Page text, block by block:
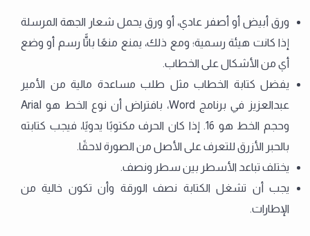
ورق أبيض أو أصفر عادي، أو ورق يحمل شعار الجهة المرسلة
إذا كانت هيئة رسمية؛ ومع ذلك، يمنع منعًا باتًّا رسم أو وضع
أي من الأشكال على الخطاب.
يفضل كتابة الخطاب مثل طلب مساعدة مالية من الأمير
عبدالعزيز في برنامج Word، بافتراض أن نوع الخط هو Arial
وحجم الخط هو 16. إذا كان الحرف مكتوبًا يدويًا، فيجب كتابته
بالحبر الأزرق للتعرف على الأصل من الصورة لاحقًا.
يختلف تباعد الأسطر بين سطر ونصف.
يجب أن تشغل الكتابة نصف الورقة وأن تكون خالية من
الإطارات.